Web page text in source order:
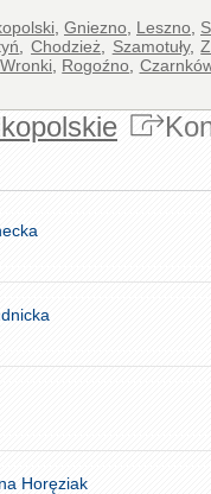
Gniezno Leszno
,Chodzież Szamotuły,
Wronki Rogoźno
Horęziak